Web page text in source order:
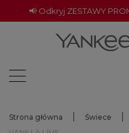
📢 Odkryj ZESTAWY
Strona główna Świece